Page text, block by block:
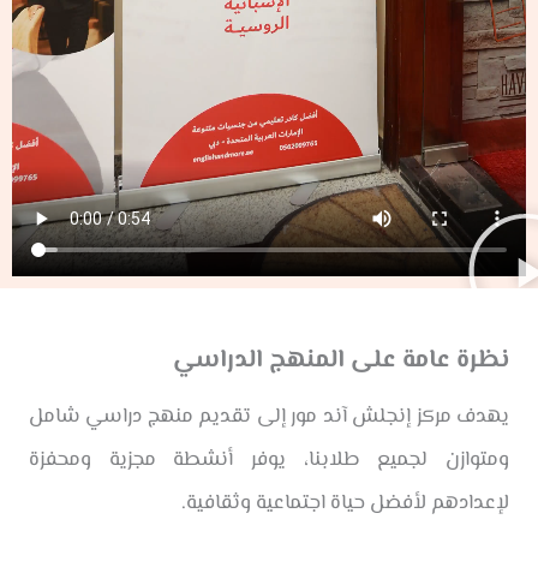
نظرة عامة على المنهج الدراسي
يهدف مركز إنجلش آند مور إلى تقديم منهج دراسي شامل
ومتوازن لجميع طلابنا، يوفر أنشطة مجزية ومحفزة
لإعدادهم لأفضل حياة اجتماعية وثقافية.